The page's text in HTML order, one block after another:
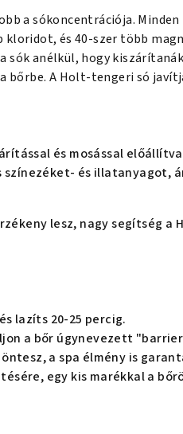
a sókoncentrációja.
és 40-szer több
sók anélkül, hogy
bőrbe. A Holt-tengeri só
és mosással
és
lesz, nagy segítség
lazíts 20-25 percig.
a bőr úgynevezett
a spa élmény is
egy kis marékkal a